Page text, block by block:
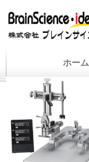
ホーム